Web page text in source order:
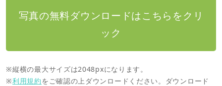
写真の無料ダウンロードはこちらをクリ
ック
※縦横の最大サイズは2048pxになります。
※利用規約をご確認の上ダウンロードください。ダウンロード